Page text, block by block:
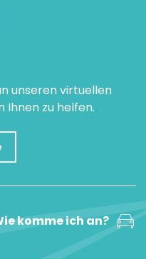
unseren virtuellen
Ihnen zu helfen.
komme ich an?